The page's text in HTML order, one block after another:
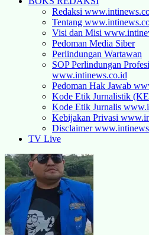
Redaksi
Tentang
Visi dan Misi
Pedoman Media Siber
Perlindungan Wartawan
SOP Perlindungan
www.intinews.co.id
Pedoman Hak Jawab
Kode Etik Jurnalistik
Kode Etik Jurnalis
Kebijakan Privasi
Disclaimer
TV Live